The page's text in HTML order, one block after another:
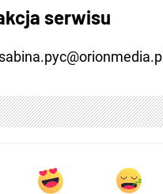
serwisu
sabina.pyc@orionmedia.pl